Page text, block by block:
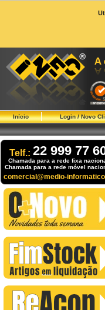
Início Login / Novo
Telf.: 22 999 77
Chamada para a rede fixa
Chamada para a rede móvel
comercial@medio-